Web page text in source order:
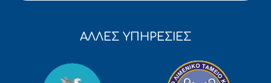
ΑΛΛΕΣ ΥΠΗΡΕΣΙΕΣ